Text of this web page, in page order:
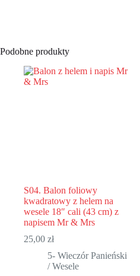
Podobne produkty
S04. Balon foliowy
kwadratowy z helem na
wesele 18″ cali (43 cm) z
napisem Mr & Mrs
25,00 zł
5- Wieczór Panieński
/ Wesele